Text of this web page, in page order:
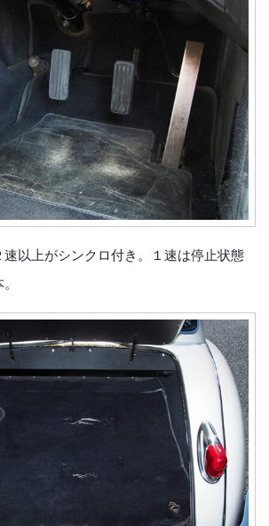
以上がシンクロ付き。１速は停止状態